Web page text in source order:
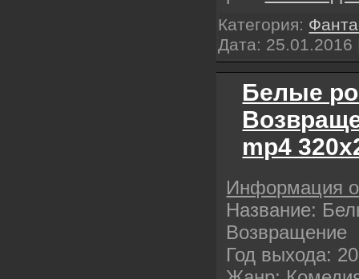
Категория:
Дата: 25.01.2016
Белые
mp4
Информация
Название:
Возвращение
Год выхода: